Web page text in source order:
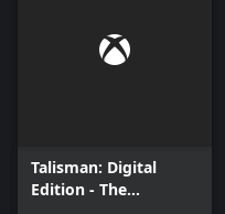
Talisman: Digital
Edition - The